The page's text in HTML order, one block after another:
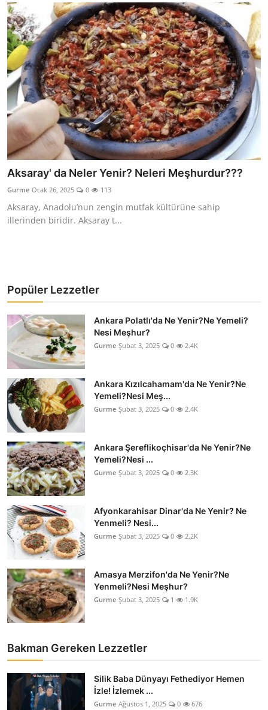
Aksaray' da Neler Yenir? Neleri Meşhurdur???
Gurme Ocak 26, 2025 0 113
Aksaray, Anadolu’nun zengin mutfak kültürüne sahip
illerinden biridir. Aksaray t...
Popüler Lezzetler
Ankara Polatlı'da Ne Yenir?Ne Yemeli?
Nesi Meşhur?
Gurme Şubat 3, 2025 0 2.4K
Ankara Kızılcahamam'da Ne Yenir?Ne
Yemeli?Nesi Meş...
Gurme Şubat 3, 2025 0 2.4K
Ankara Şereflikoçhisar'da Ne Yenir?Ne
Yemeli?Nesi ...
Gurme Şubat 3, 2025 0 2.3K
Afyonkarahisar Dinar'da Ne Yenir? Ne
Yenmeli? Nesi...
Gurme Şubat 3, 2025 0 2.2K
Amasya Merzifon'da Ne Yenir?Ne
Yenmeli?Nesi Meşhur?
Gurme Şubat 3, 2025 1 1.9K
Bakman Gereken Lezzetler
Silik Baba Dünyayı Fethediyor Hemen
İzle! İzlemek ...
Gurme Ağustos 1, 2025 0 676